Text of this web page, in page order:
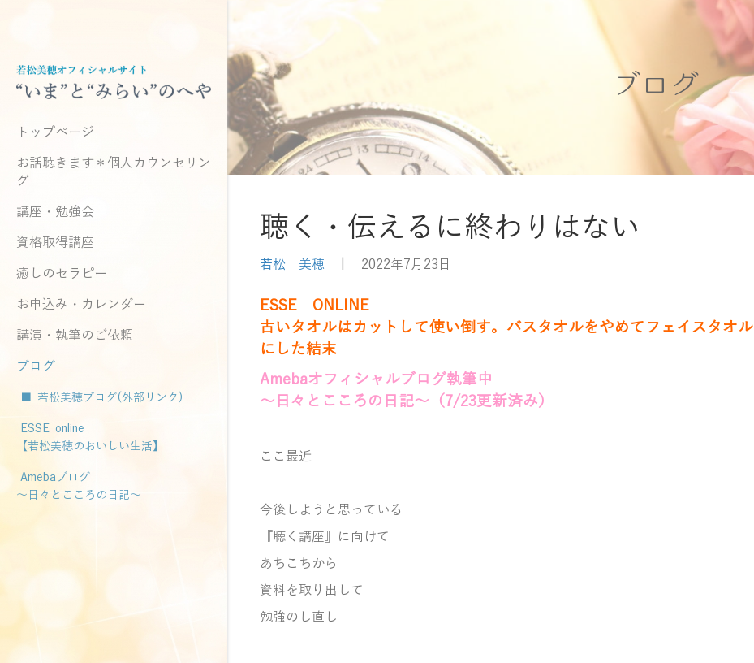
トップページ
お話聴きます＊個人カウンセリン
グ
講座・勉強会
資格取得講座
癒しのセラピー
お申込み・カレンダー
講演・執筆のご依頼
ブログ
■ 若松美穂ブログ(外部リンク)
ESSE online
【若松美穂のおいしい生活】
Amebaブログ
～日々とこころの日記～
ブログ
聴く・伝えるに終わりはない
若松 美穂 2022年7月23日
ESSE ONLINE
古いタオルはカットして使い倒す。バスタオルをやめてフェイスタオル
にした結末
Amebaオフィシャルブログ執筆中
～日々とこころの日記～（7/23更新済み）
ここ最近
今後しようと思っている
『聴く講座』に向けて
あちこちから
資料を取り出して
勉強のし直し